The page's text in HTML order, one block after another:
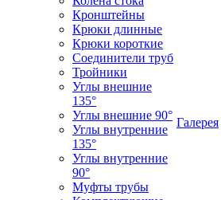
Кронштейны
Крюки длинные
Крюки короткие
Соединители труб
Тройники
Углы внешние
135°
Углы внешние 90°
Углы внутренние
135°
Углы внутренние
90°
Муфты трубы
Галерея